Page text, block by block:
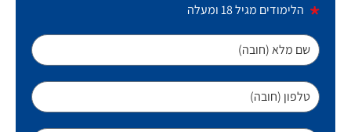
הלימודים מגיל 18 ומעלה
שם מלא (חובה)
טלפון (חובה)